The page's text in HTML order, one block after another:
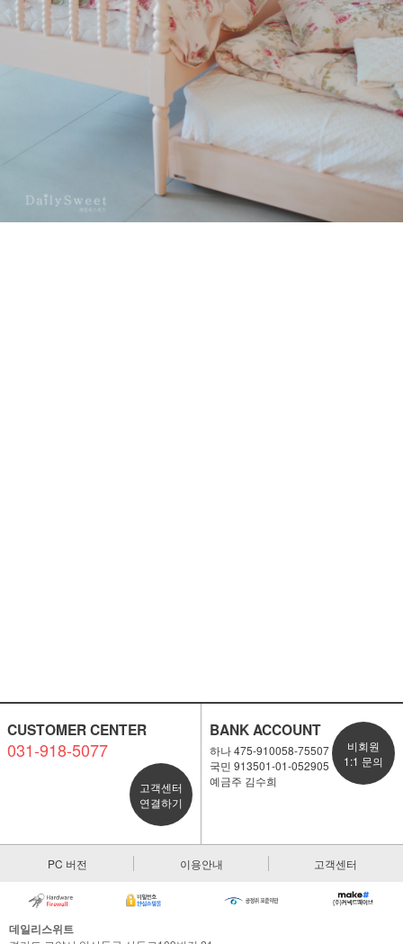
CUSTOMER CENTER
031-918-5077
고객센터
연결하기
BANK ACCOUNT
하나 475-910058-75507
국민 913501-01-052905
예금주 김수희
비회원
1:1 문의
PC 버전 이용안내 고객센터
데일리스위트